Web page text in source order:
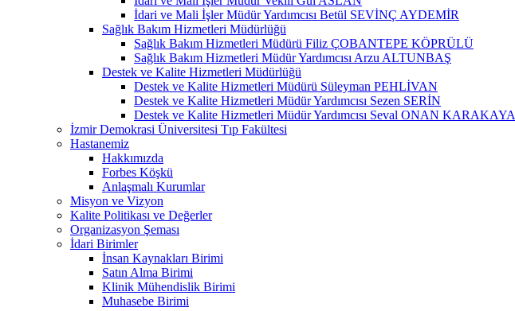
İdari ve Mali İşler Müdür Yardımcısı Betül SEVİNÇ AYDEMİR
Sağlık Bakım Hizmetleri Müdürlüğü
Sağlık Bakım Hizmetleri Müdürü Filiz ÇOBANTEPE KÖPRÜLÜ
Sağlık Bakım Hizmetleri Müdür Yardımcısı Arzu ALTUNBAŞ
Destek ve Kalite Hizmetleri Müdürlüğü
Destek ve Kalite Hizmetleri Müdürü Süleyman PEHLİVAN
Destek ve Kalite Hizmetleri Müdür Yardımcısı Sezen SERİN
Destek ve Kalite Hizmetleri Müdür Yardımcısı Seval ONAN KARAKAYA
İzmir Demokrasi Üniversitesi Tıp Fakültesi
Hastanemiz
Hakkımızda
Forbes Köşkü
Anlaşmalı Kurumlar
Misyon ve Vizyon
Kalite Politikası ve Değerler
Organizasyon Şeması
İdari Birimler
İnsan Kaynakları Birimi
Satın Alma Birimi
Klinik Mühendislik Birimi
Muhasebe Birimi